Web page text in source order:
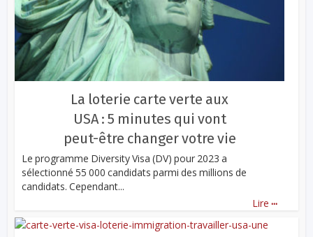
La loterie carte verte aux
USA : 5 minutes qui vont
peut-être changer votre vie
Le programme Diversity Visa (DV) pour 2023 a
sélectionné 55 000 candidats parmi des millions de
candidats. Cependant...
Lire ...